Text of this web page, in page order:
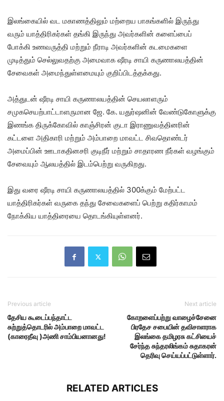
இலங்கையில் வட மகாணத்திலும் மற்றைய பாகங்களில் இருந்து
வரும் யாத்திரிகர்கள் தங்கி இருந்து அவர்களின் களைப்பைப்
போக்கி உணவருத்தி மற்றும் நீராடி அவர்களின் கடமைகளை
முடித்தும் செல்லுவதற்கு அமைவாக ஷீரடி சாயி கருணாலயத்தின்
சேவைகள் அமைந்துள்ளமையும் குறிப்பிடத்தக்கது.
அத்துடன் ஷீரடி சாயி கருணாலயத்தின் செயலாளரும்
சமுகசெயற்பாட்டாளருமான ஜே. கே. யதுர்ஷனின் வேண்டுகோளுக்கு
இணங்க திருக்கோவில் காஞ்சிரன் குடா இராணுவத்தினரின்
கட்டளை அதிகாரி மற்றும் அம்பாறை மாவட்ட சிவதொண்டர்
அமைப்பின் ஊடாகதினசரி குடிநீர் மற்றும் சாதாரண நீர்கள் வழங்கும்
சேவையும் ஆலயத்தில் இடம்பெற்று வருகிறது.
இது வரை ஷீரடி சாயி கருணாலயத்தில் 300க்கும் மேற்பட்ட
யாத்திரிகர்கள் வருகை தந்து சேவைகளைப் பெற்று கதிர்காமம்
நோக்கிய யாத்திரையை தொடங்கியுள்ளனர்.
Previous article
தேசிய கூடைப்பந்தாட்ட
சுற்றுத்தொடரில் அம்பாறை மாவட்ட
(காரைதீவு )அணி சாம்பியனானது!
Next article
கோறளைப்பற்று வாழைச்சேனை
பிரதேச சபையின் தவிசாளராக
இலங்கை தமிழரசு கட்சியைச்
சேர்ந்த சுந்தரலிங்கம் சுதாகரன்
தெரிவு செய்யப்பட்டுள்ளார்.
RELATED ARTICLES